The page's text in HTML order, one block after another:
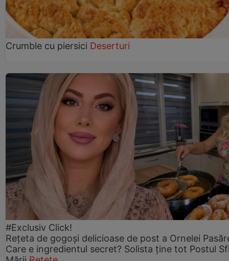
Crumble cu piersici Deserturi
#Exclusiv Click!
Rețeta de gogoşi delicioase de post a Ornelei
Care e ingredientul secret? Solista ține tot Postul